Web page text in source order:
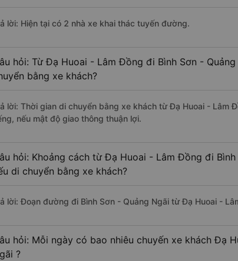
lời: Hiện tại có 2 nhà xe khai thác tuyến đường.
hỏi: Từ Đạ Huoai - Lâm Đồng đi Bình Sơn -
bằng xe khách?
lời: Thời gian di chuyển bằng xe khách từ Đạ Huoai - Lâm
nếu mật độ giao thông thuận lợi.
hỏi: Khoảng cách từ Đạ Huoai - Lâm Đồng đi
di chuyển bằng xe khách?
lời: Đoạn đường đi Bình Sơn - Quảng Ngãi từ Đạ Huoai -
hỏi: Mỗi ngày có bao nhiêu chuyến xe khách Đạ
?